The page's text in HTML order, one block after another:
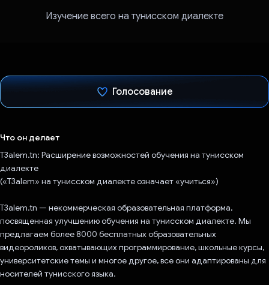
Изучение всего на тунисском диалекте
Голосование
Что он делает
T3alem.tn: Расширение возможностей обучения на тунисском
диалекте
(«T3alem» на тунисском диалекте означает «учиться»)
T3alem.tn — некоммерческая образовательная платформа,
посвященная улучшению обучения на тунисском диалекте. Мы
предлагаем более 8000 бесплатных образовательных
видеороликов, охватывающих программирование, школьные курсы,
университетские темы и многое другое, все они адаптированы для
носителей тунисского языка.